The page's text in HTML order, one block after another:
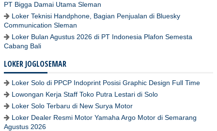
PT Bigga Damai Utama Sleman
Loker Teknisi Handphone, Bagian Penjualan di Bluesky
Communication Sleman
Loker Bulan Agustus 2026 di PT Indonesia Plafon Semesta
Cabang Bali
LOKER JOGLOSEMAR
Loker Solo di PPCP Indoprint Posisi Graphic Design Full Time
Lowongan Kerja Staff Toko Putra Lestari di Solo
Loker Solo Terbaru di New Surya Motor
Loker Dealer Resmi Motor Yamaha Argo Motor di Semarang
Agustus 2026